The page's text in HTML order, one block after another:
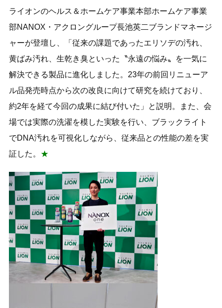
ライオンのヘルス＆ホームケア事業本部ホームケア事業
部NANOX・アクロングループ長池英二ブランドマネージ
ャーが登壇し、「従来の課題であったエリソデの汚れ、
黄ばみ汚れ、生乾き臭といった〝永遠の悩み〟を一気に
解決できる製品に進化しました。23年の前回リニューア
ル品発売時点から次の改良に向けて研究を続けており、
約2年を経て今回の成果に結び付いた」と説明。また、会
場では実際の洗濯を模した実験を行い、ブラックライト
でDNA汚れを可視化しながら、従来品との性能の差を実
証した。 ★